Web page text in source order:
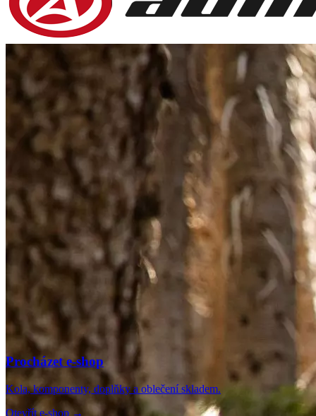
Procházet e-shop
Kola, komponenty, doplňky a oblečení skladem.
Otevřít e-shop →